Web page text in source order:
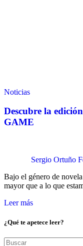
Noticias
Descubre la
GAME
Sergio Ortuño
Bajo el género de
mayor que a lo que
Leer más
¿Qué te apetece leer?